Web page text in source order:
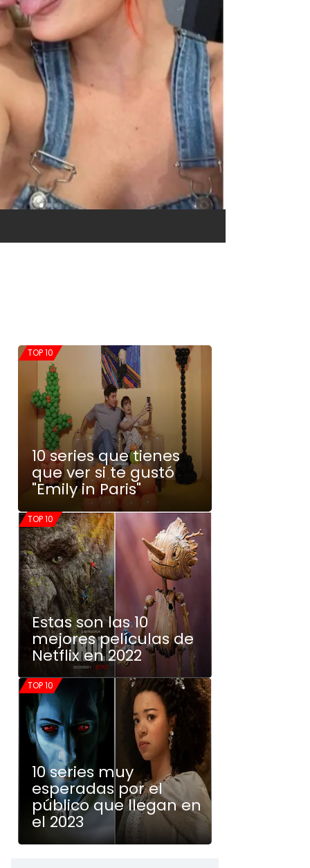
TOP 10
10 series que tienes
que ver si te gustó
"Emily in Paris"
TOP 10
Estas son las 10
mejores películas de
Netflix en 2022
TOP 10
10 series muy
esperadas por el
público que llegan en
el 2023